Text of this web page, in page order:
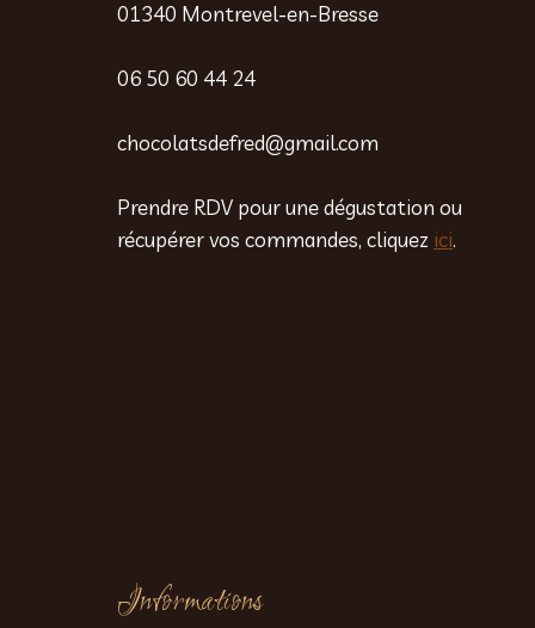
01340 Montrevel-en-Bresse
06 50 60 44 24
chocolatsdefred@gmail.com
Prendre RDV pour une dégustation ou
récupérer vos commandes, cliquez ici.
Informations